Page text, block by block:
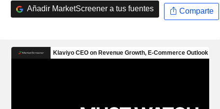
Añadir MarketScreener a tus fuentes Comparte